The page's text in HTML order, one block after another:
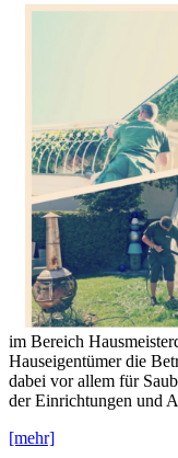
im Bereich
Hauseigentümer die
dabei vor allem für
der Einrichtungen und
[mehr]